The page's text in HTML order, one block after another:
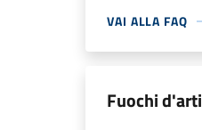
VAI ALLA FAQ
Fuochi